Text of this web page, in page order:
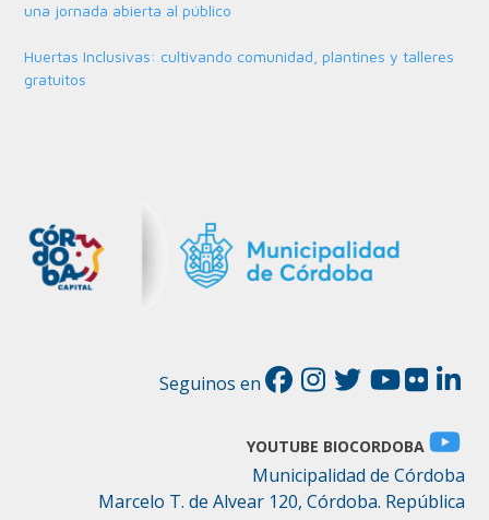
una jornada abierta al público
Huertas Inclusivas: cultivando comunidad, plantines y talleres
gratuitos
Seguinos en
YOUTUBE BIOCORDOBA
Municipalidad de Córdoba
Marcelo T. de Alvear 120, Córdoba. República